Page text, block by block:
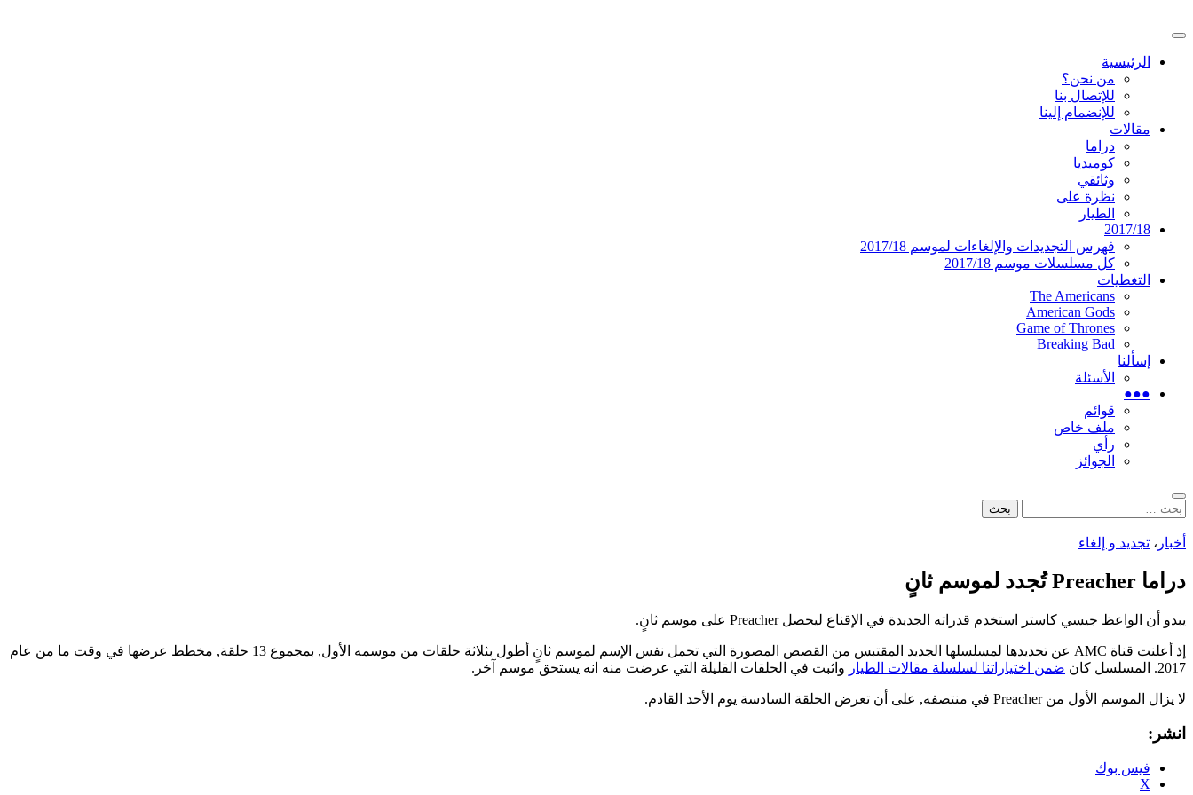
إلى
دليل التلفزيون العربي
موقع عربي متخصص في أخبار ومقالات حول المسلسلات الأجنبية
القائمة
الرئيسيةالرئيسية
من نحن؟
للإتصال بنا
للإنضمام إلينا
مقالات
دراما
كوميديا
وثائقي
نظرة على
الطيار
2017/18
فهرس التجديدات والإلغاءات لموسم 2017/18
كل مسلسلات موسم 2017/18
التغطيات
The Americans
American Gods
Game of Thrones
Breaking Bad
إسألنا
الأسئلة
●●●
قوائم
ملف خاص
رأي
الجوائز
بحث
البحث
أخبار ، تجديد و إلغاء
دراما Preacher تُجدد لموسم ثانٍ
يبدو أن الواعظ جيسي كاستر استخدم قدراته الجديدة في الإقناع ليحصل Preacher على موسم ثانٍ.
إذ أعلنت قناة AMC عن تجديدها لمسلسلها الجديد المقتبس من القصص المصورة التي تحمل نفس الإسم لموسم ثانٍ أطول بثلاثة حلقات من موسمه الأول, بمجموع 13 حلقة, مخطط عرضها في وقت ما من عام
2017. المسلسل كان
ضمن اختياراتنا لسلسلة مقالات الطيار واثبت في الحلقات القليلة التي عرضت منه انه يستحق موسم آخر.
لا يزال الموسم الأول من Preacher في منتصفه, على أن تعرض الحلقة السادسة يوم الأحد القادم.
انشر:
فيس بوك
X